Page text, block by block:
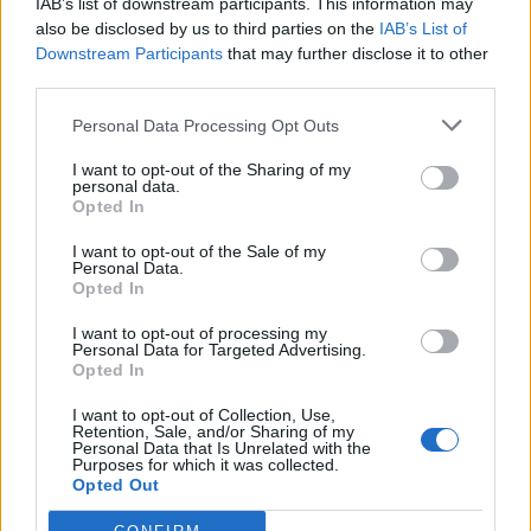
also be disclosed by us to third parties on the IAB’s List of
Downstream Participants that may further disclose it to other
Personal Data Processing Opt Outs
I want to opt-out of the Sharing of my
personal data.
Opted In
I want to opt-out of the Sale of my
Personal Data.
Opted In
I want to opt-out of processing my
Personal Data for Targeted Advertising.
Opted In
I want to opt-out of Collection, Use,
Retention, Sale, and/or Sharing of my
Personal Data that Is Unrelated with the
Purposes for which it was collected.
Opted Out
Trulla
Convocati al raduno della Nazionale U23:
Filippo Bozzoni, Tommaso Di Bartolomeo,
Nicola Piantella
Il XV del Pau
Thomas Carol, 13 Samuel Ezeala, 12 Nathan
Decron, 11 Aminiasi Tuimaba, 10 Joe Simmonds,
9 Thibault Daubagna, 8 Paulo Pelesasa, 7
Martin Puech (c), 6 Lekima Tagitagivalu, 5
Corato, 2 Romain Ruffenach, 1 Facundo
Gigena
Panchina: 16 Lucas Rey, 17 Guram Papidze, 18
Siate Tokolahi, 19 Sam Whitelock, 20 Thibaut